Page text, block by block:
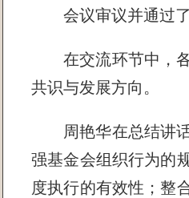
会议审议并通过
在交流环节中，
共识与发展方向。
周艳华在总结讲
强基金会组织行为的
度执行的有效性；整